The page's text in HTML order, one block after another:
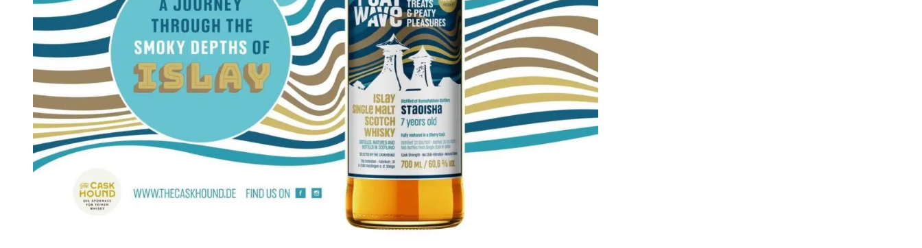
200-500€
Kommende Veröffentlichungen
Kollektionen
Kundenfavoriten
Rar & Sammlerstück
Limitierte Auflagen
Geschlossene Brennerei
Rauchiger Whisky
Süßer Whisky
Diplomatico
Don Julio
Gin Mare
Mangabeiras
Hennessy
Remy Martin
Ron Zacapa